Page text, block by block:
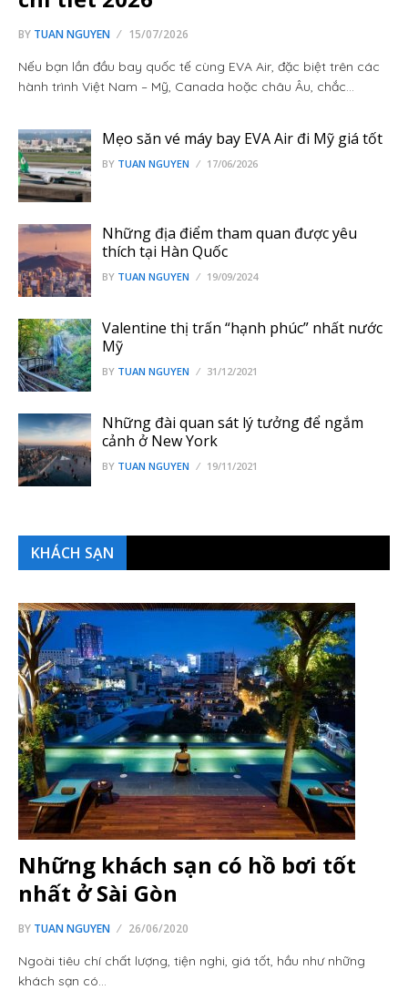
BY TUAN NGUYEN 15/07/2026
Nếu bạn lần đầu bay quốc tế cùng EVA Air, đặc biệt trên các
hành trình Việt Nam – Mỹ, Canada hoặc châu Âu, chắc…
Mẹo săn vé máy bay EVA Air đi Mỹ giá tốt
BY TUAN NGUYEN 17/06/2026
Những địa điểm tham quan được yêu
thích tại Hàn Quốc
BY TUAN NGUYEN 19/09/2024
Valentine thị trấn “hạnh phúc” nhất nước
Mỹ
BY TUAN NGUYEN 31/12/2021
Những đài quan sát lý tưởng để ngắm
cảnh ở New York
BY TUAN NGUYEN 19/11/2021
KHÁCH SẠN
Những khách sạn có hồ bơi tốt
nhất ở Sài Gòn
BY TUAN NGUYEN 26/06/2020
Ngoài tiêu chí chất lượng, tiện nghi, giá tốt, hầu như những
khách sạn có…